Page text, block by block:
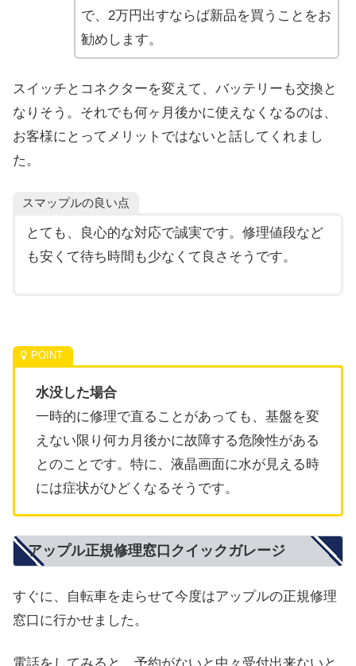
で、2万円出すならば新品を買うことをお
勧めします。
スイッチとコネクターを変えて、バッテリーも交換と
なりそう。それでも何ヶ月後かに使えなくなるのは、
お客様にとってメリットではないと話してくれまし
た。
スマップルの良い点
とても、良心的な対応で誠実です。修理値段など
も安くて待ち時間も少なくて良さそうです。
水没した場合
一時的に修理で直ることがあっても、基盤を変
えない限り何カ月後かに故障する危険性がある
とのことです。特に、液晶画面に水が見える時
には症状がひどくなるそうです。
アップル正規修理窓口クイックガレージ
すぐに、自転車を走らせて今度はアップルの正規修理
窓口に行かせました。